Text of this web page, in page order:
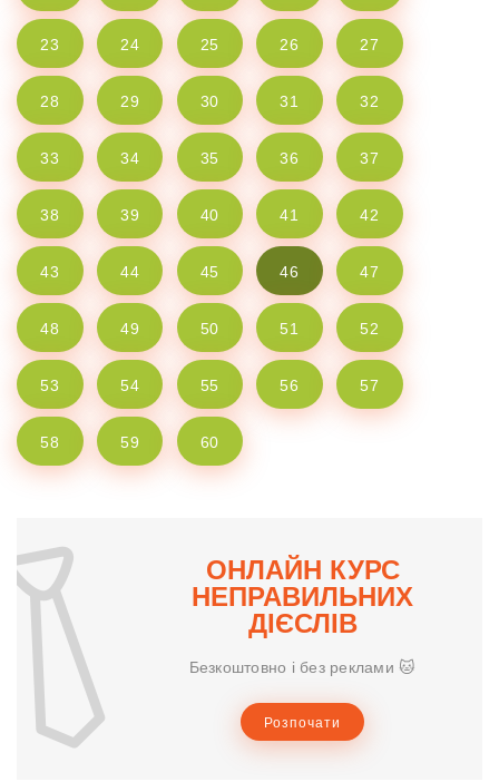
23 24 25 26 27
28 29 30 31 32
33 34 35 36 37
38 39 40 41 42
43 44 45 46 47
48 49 50 51 52
53 54 55 56 57
58 59 60
ОНЛАЙН КУРС
НЕПРАВИЛЬНИХ
ДІЄСЛІВ
Безкоштовно і без реклами 🐱
Розпочати